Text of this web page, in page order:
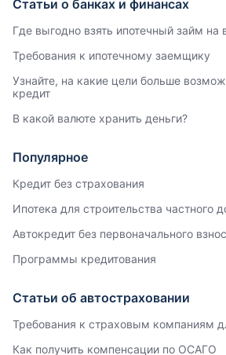
Статьи о банках и финансах
Где выгодно взять ипотечный займ на
Требования к ипотечному заемщику
Узнайте, на какие цели больше
кредит
В какой валюте хранить деньги?
Популярное
Кредит без страхования
Ипотека для строительства частного
Автокредит без первоначального
Программы кредитования
Статьи об автостраховании
Требования к страховым компаниям
Как получить компенсации по ОСАГО